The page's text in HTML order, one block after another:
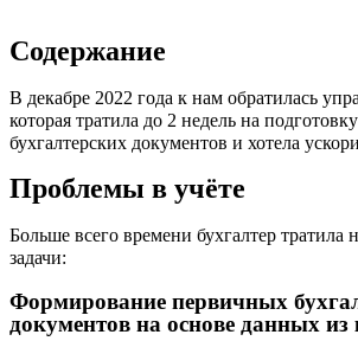
Содержание
В декабре 2022 года к нам обратилась
которая тратила до 2 недель на
бухгалтерских документов и хотела
Проблемы в учёте
Больше всего времени бухгалтер тратила
задачи:
Формирование первичных
документов на основе данных из